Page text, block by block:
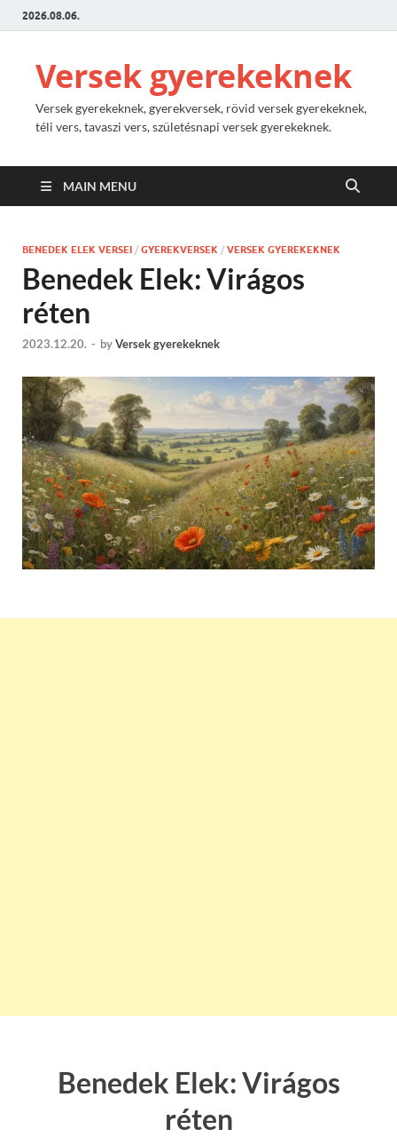
2026.08.06.
Versek gyerekeknek
Versek gyerekeknek, gyerekversek, rövid versek gyerekeknek,
téli vers, tavaszi vers, születésnapi versek gyerekeknek.
MAIN MENU
BENEDEK ELEK VERSEI / GYEREKVERSEK / VERSEK GYEREKEKNEK
Benedek Elek: Virágos
réten
2023.12.20. - byVersek gyerekeknek
Benedek Elek: Virágos
réten